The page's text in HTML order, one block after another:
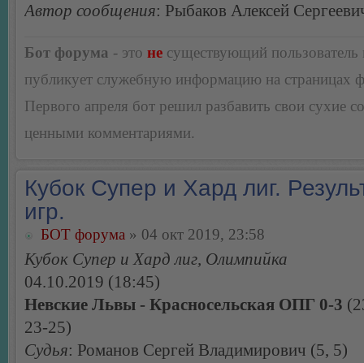
Автор сообщения: Рыбаков Алексей
Бот форума - это не существующий пользователь
публикует служебную информацию на страницах
Первого апреля бот решил разбавить свои сухие
ценными комментариями.
Кубок Супер и Хард лиг.
игр.
БОТ форума » 04 окт 2019, 23:58
Кубок Супер и Хард лиг, Олимпийка
04.10.2019 (18:45)
Невские Львы - Красносельская ОПГ 0-3
23-25)
Судья: Романов Сергей Владимирович (5, 5)